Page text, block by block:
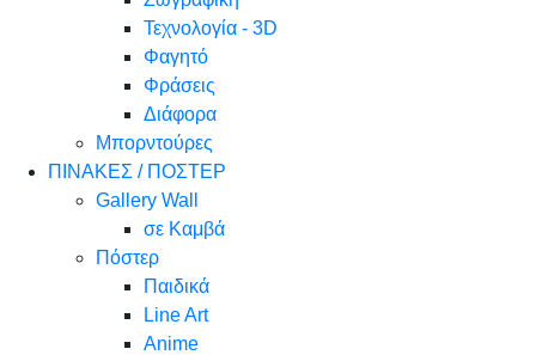
Τεχνολογία - 3D
Φαγητό
Φράσεις
Διάφορα
Μπορντούρες
ΠΙΝΑΚΕΣ / ΠΟΣΤΕΡ
Gallery Wall
σε Καμβά
Πόστερ
Παιδικά
Line Art
Anime